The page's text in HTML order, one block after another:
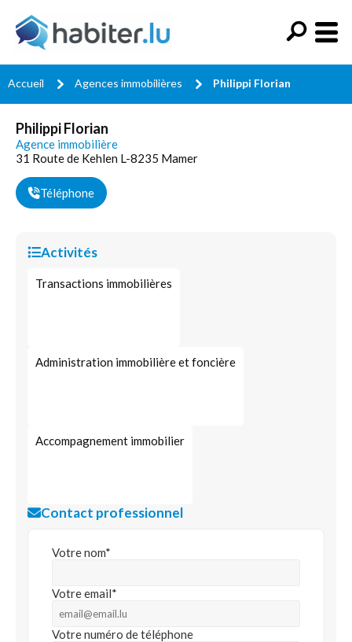
Accueil Agences immobilières Philippi Florian
Philippi Florian
Agence immobilière
31 Route de Kehlen L-8235 Mamer
Téléphone
Activités
Transactions immobilières
Administration immobilière et foncière
Accompagnement immobilier
Contact professionnel
Votre nom*
Votre email*
Votre numéro de téléphone